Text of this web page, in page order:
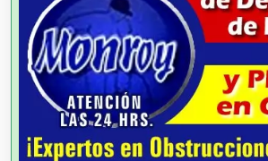
Alquiler de Sillas y Mesas
Alquiler de Trajes de Etiqueta